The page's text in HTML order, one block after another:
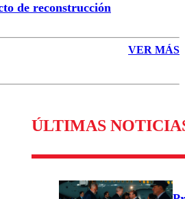
de reconstrucción
VER MÁS
ÚLTIMAS